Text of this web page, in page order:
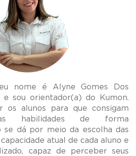
nome é Alyne Gomes Dos
e sou orientador(a) do Kumon.
os alunos para que consigam
habilidades de forma
se dá por meio da escolha das
capacidade atual de cada aluno e
capaz de perceber seus